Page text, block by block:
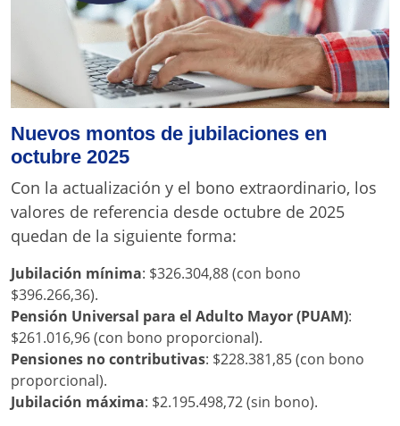
Nuevos montos de jubilaciones en
octubre 2025
Con la actualización y el bono extraordinario, los
valores de referencia desde octubre de 2025
quedan de la siguiente forma:
Jubilación mínima: $326.304,88 (con bono
$396.266,36).
Pensión Universal para el Adulto Mayor (PUAM):
$261.016,96 (con bono proporcional).
Pensiones no contributivas: $228.381,85 (con bono
proporcional).
Jubilación máxima: $2.195.498,72 (sin bono).